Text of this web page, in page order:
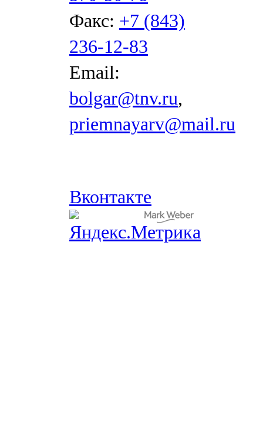
Факс: +7 (843)
236-12-83
Email:
bolgar@tnv.ru,
priemnayarv@mail.ru
Вконтакте